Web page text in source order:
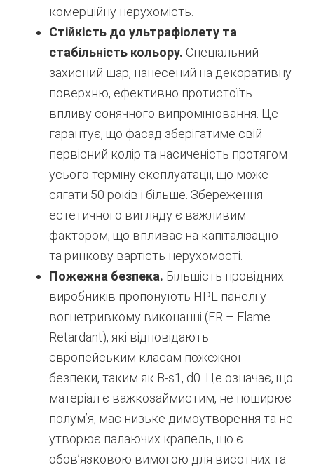
комерційну нерухомість.
Стійкість до ультрафіолету та
стабільність кольору. Спеціальний
захисний шар, нанесений на декоративну
поверхню, ефективно протистоїть
впливу сонячного випромінювання. Це
гарантує, що фасад зберігатиме свій
первісний колір та насиченість протягом
усього терміну експлуатації, що може
сягати 50 років і більше. Збереження
естетичного вигляду є важливим
фактором, що впливає на капіталізацію
та ринкову вартість нерухомості.
Пожежна безпека. Більшість провідних
виробників пропонують HPL панелі у
вогнетривкому виконанні (FR – Flame
Retardant), які відповідають
європейським класам пожежної
безпеки, таким як B-s1, d0. Це означає, що
матеріал є важкозаймистим, не поширює
полум’я, має низьке димоутворення та не
утворює палаючих крапель, що є
обов’язковою вимогою для висотних та